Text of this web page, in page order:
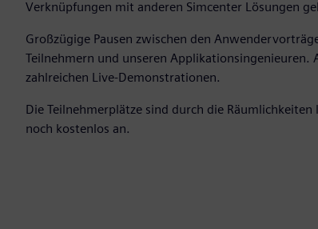
Verknüpfungen mit anderen Simcenter Lösungen
Großzügige Pausen zwischen den
Teilnehmern und unseren Applikationsingenieuren.
zahlreichen Live-Demonstrationen.
Die Teilnehmerplätze sind durch die
noch kostenlos an.